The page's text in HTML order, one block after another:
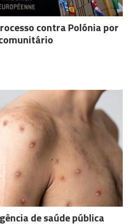
contra Polónia por
de saúde pública